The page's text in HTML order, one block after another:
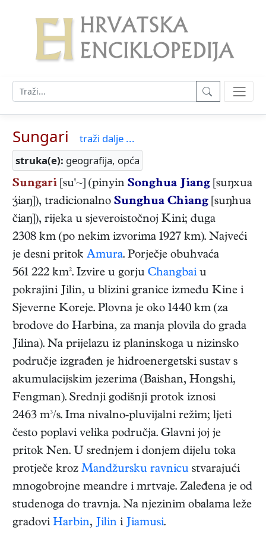
Sungari
traži dalje ...
struka(e): geografija, opća
Sungari [su'~] (pinyin Songhua Jiang [suŋxua
iaŋ]), tradicionalno Sunghua Chiang [suŋhua
čiaŋ]), rijeka u sjeveroistočnoj Kini; duga
2308 km (po nekim izvorima 1927 km). Najveći
je desni pritok Amura. Porječje obuhvaća
561 222 km². Izvire u gorju Changbai u
pokrajini Jilin, u blizini granice između Kine i
Sjeverne Koreje. Plovna je oko 1440 km (za
brodove do Harbina, za manja plovila do grada
Jilina). Na prijelazu iz planinskoga u nizinsko
područje izgrađen je hidroenergetski sustav s
akumulacijskim jezerima (Baishan, Hongshi,
Fengman). Srednji godišnji protok iznosi
2463 m³/s. Ima nivalno-pluvijalni režim; ljeti
često poplavi velika područja. Glavni joj je
pritok Nen. U srednjem i donjem dijelu toka
protječe kroz Mandžursku ravnicu stvarajući
mnogobrojne meandre i mrtvaje. Zaleđena je od
studenoga do travnja. Na njezinim obalama leže
gradovi Harbin, Jilin i Jiamusi.